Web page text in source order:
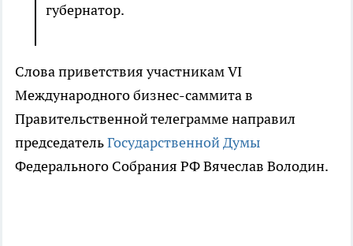
губернатор.
Слова приветствия участникам VI
Международного бизнес-саммита в
Правительственной телеграмме направил
председательГосударственной Думы
Федерального Собрания РФ Вячеслав Володин.